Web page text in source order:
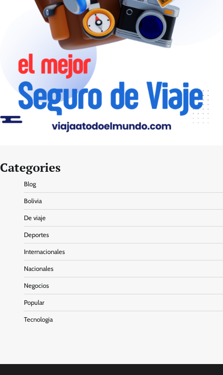
Categories
Blog
Bolivia
De viaje
Deportes
Internacionales
Nacionales
Negocios
Popular
Tecnologia